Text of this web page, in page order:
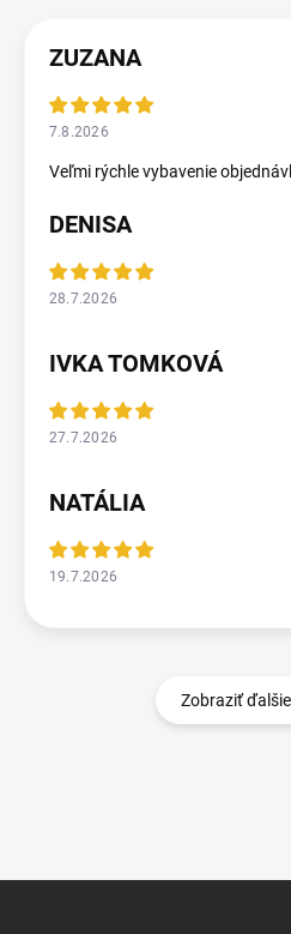
ZUZANA
7.8.2026
Veľmi rýchle vybavenie
DENISA
28.7.2026
IVKA TOMKOVÁ
27.7.2026
NATÁLIA
19.7.2026
Zobraziť